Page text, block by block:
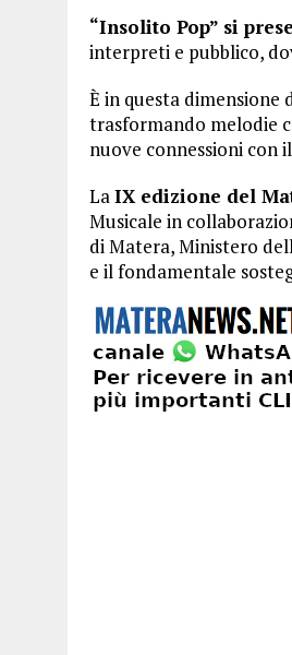
“Insolito Pop” si
interpreti e pubblico,
È in questa dimensione
trasformando melodie
nuove connessioni con
LaIX edizione del
Musicale in
di Matera, Ministero
e il fondamentale